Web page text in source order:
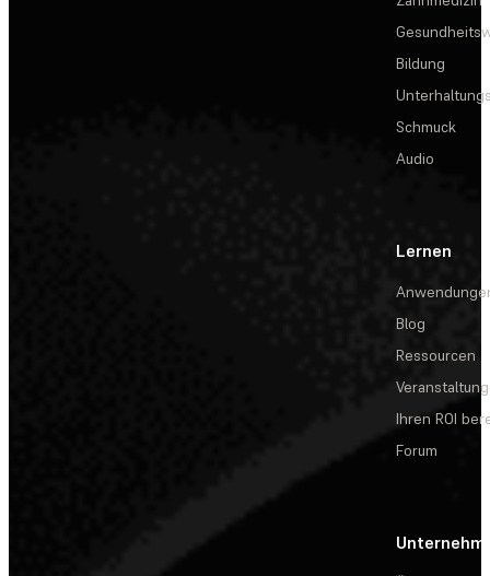
Bildung
Schmuck
Audio
Lernen
Blog
Ressourcen
Ihren ROI
Forum